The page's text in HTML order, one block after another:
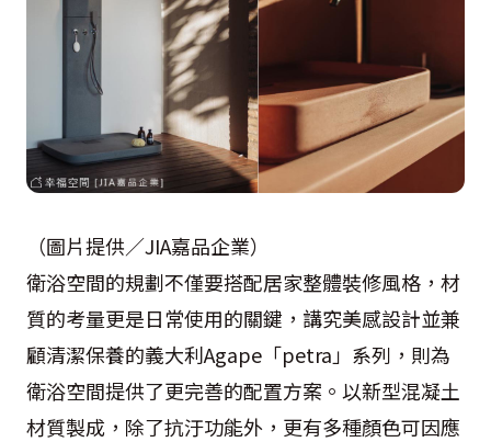
（圖片提供／JIA嘉品企業）
衛浴空間的規劃不僅要搭配居家整體裝修風格，材
質的考量更是日常使用的關鍵，講究美感設計並兼
顧清潔保養的義大利Agape「petra」系列，則為
衛浴空間提供了更完善的配置方案。以新型混凝土
材質製成，除了抗汙功能外，更有多種顏色可因應